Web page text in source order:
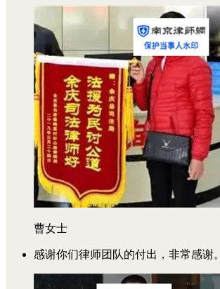
曹女士
感谢你们律师团队的付出，非常感谢。